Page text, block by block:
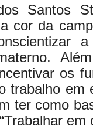
Santos
cor da
os
trabalho em
ter como